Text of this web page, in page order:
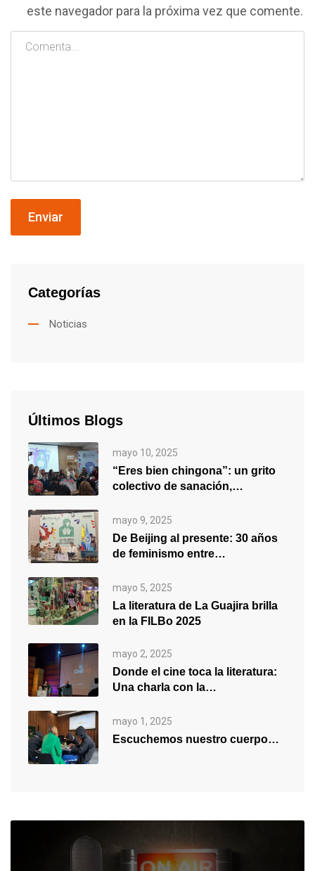
este navegador para la próxima vez que comente.
Enviar
Categorías
Noticias
Últimos Blogs
mayo 10, 2025
“Eres bien chingona”: un grito
colectivo de sanación,
mayo 9, 2025
De Beijing al presente: 30 años
de feminismo entre
mayo 5, 2025
La literatura de La Guajira brilla
en la FILBo 2025
mayo 2, 2025
Donde el cine toca la literatura:
Una charla con la…
mayo 1, 2025
Escuchemos nuestro cuerpo…